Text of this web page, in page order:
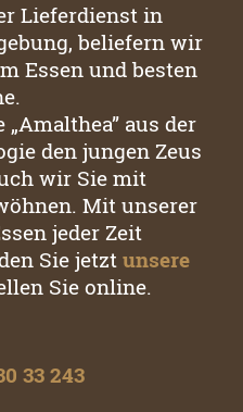
Lieferdienst in
beliefern wir
Essen und besten
aus der
den jungen Zeus
wir Sie mit
Mit unserer
jeder Zeit
Sie jetztunsere
Sie online.
33 243